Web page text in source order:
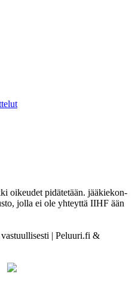
oikeudet pidätetään. jääkiekon-
jolla ei ole yhteyttä IIHF ään
vastuullisesti | Peluuri.fi &